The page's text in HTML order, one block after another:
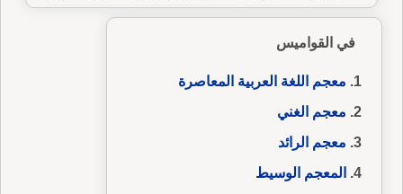
في القواميس
معجم اللغة العربية المعاصرة
معجم الغني
معجم الرائد
المعجم الوسيط